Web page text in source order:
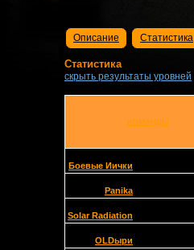
Описание Статистика
Статистика
скрыть результаты уровней
КОМАНДЫ
Боевые Иички
Panika
Solar Radiation
OLDыри